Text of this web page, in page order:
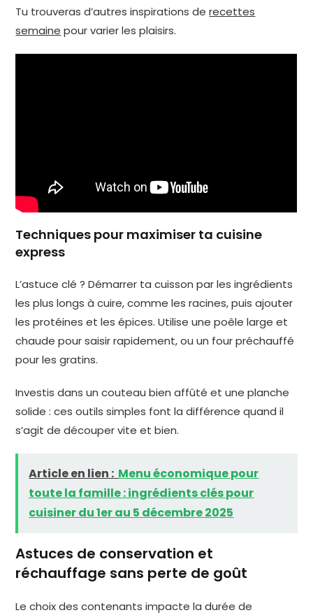
Tu trouveras d’autres inspirations derecettes
semaine pour varier les plaisirs.
Techniques pour maximiser ta cuisine
express
L’astuce clé ? Démarrer ta cuisson par les ingrédients
les plus longs à cuire, comme les racines, puis ajouter
les protéines et les épices. Utilise une poêle large et
chaude pour saisir rapidement, ou un four préchauffé
pour les gratins.
Investis dans un couteau bien affûté et une planche
solide : ces outils simples font la différence quand il
s’agit de découper vite et bien.
Article en lien : Menu économique pour
toute la famille : ingrédients clés pour
cuisiner du 1er au 5 décembre 2025
Astuces de conservation et
réchauffage sans perte de goût
Le choix des contenants impacte la durée de